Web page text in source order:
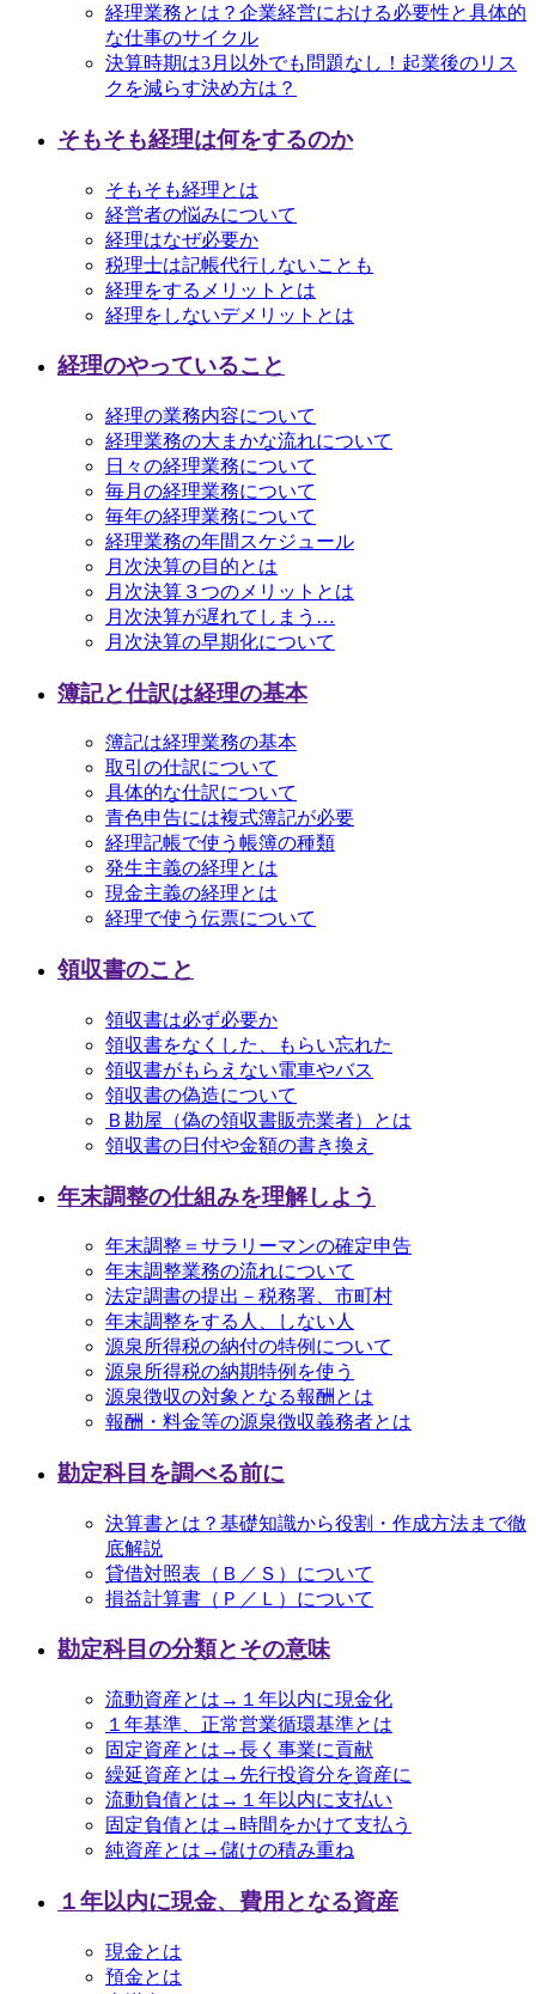
経理業務とは？企業経営における必要性と具体的
な仕事のサイクル
決算時期は3月以外でも問題なし！起業後のリス
クを減らす決め方は？
そもそも経理は何をするのか
そもそも経理とは
経営者の悩みについて
経理はなぜ必要か
税理士は記帳代行しないことも
経理をするメリットとは
経理をしないデメリットとは
経理のやっていること
経理の業務内容について
経理業務の大まかな流れについて
日々の経理業務について
毎月の経理業務について
毎年の経理業務について
経理業務の年間スケジュール
月次決算の目的とは
月次決算３つのメリットとは
月次決算が遅れてしまう…
月次決算の早期化について
簿記と仕訳は経理の基本
簿記は経理業務の基本
取引の仕訳について
具体的な仕訳について
青色申告には複式簿記が必要
経理記帳で使う帳簿の種類
発生主義の経理とは
現金主義の経理とは
経理で使う伝票について
領収書のこと
領収書は必ず必要か
領収書をなくした、もらい忘れた
領収書がもらえない電車やバス
領収書の偽造について
Ｂ勘屋（偽の領収書販売業者）とは
領収書の日付や金額の書き換え
年末調整の仕組みを理解しよう
年末調整＝サラリーマンの確定申告
年末調整業務の流れについて
法定調書の提出－税務署、市町村
年末調整をする人、しない人
源泉所得税の納付の特例について
源泉所得税の納期特例を使う
源泉徴収の対象となる報酬とは
報酬・料金等の源泉徴収義務者とは
勘定科目を調べる前に
決算書とは？基礎知識から役割・作成方法まで徹
底解説
貸借対照表（Ｂ／Ｓ）について
損益計算書（Ｐ／Ｌ）について
勘定科目の分類とその意味
流動資産とは→１年以内に現金化
１年基準、正常営業循環基準とは
固定資産とは→長く事業に貢献
繰延資産とは→先行投資分を資産に
流動負債とは→１年以内に支払い
固定負債とは→時間をかけて支払う
純資産とは→儲けの積み重ね
１年以内に現金、費用となる資産
現金とは
預金とは